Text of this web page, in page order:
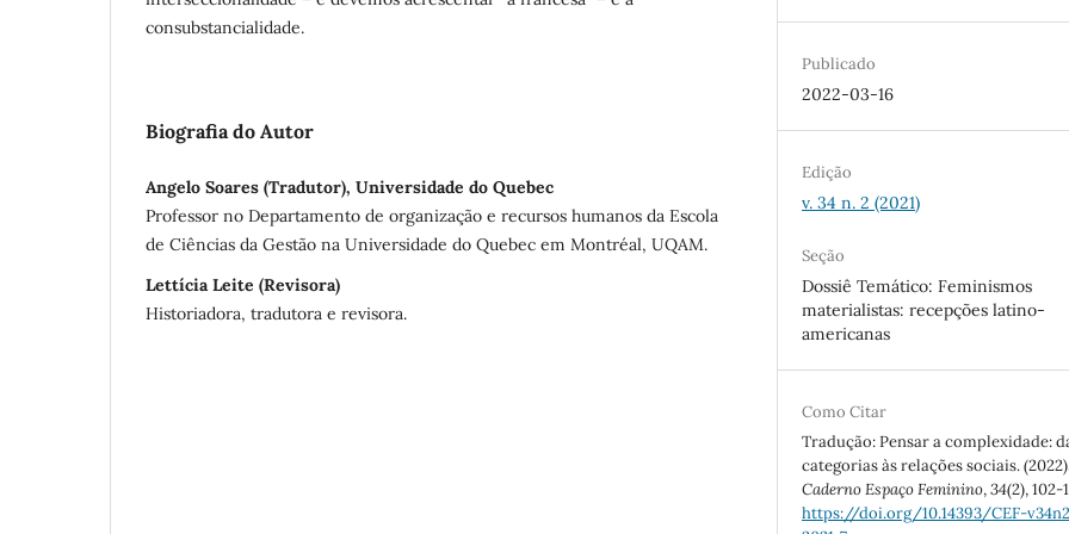
consubstancialidade.
Biografia do Autor
Angelo Soares (Tradutor), Universidade do Quebec
Professor no Departamento de organização e recursos humanos da Escola
de Ciências da Gestão na Universidade do Quebec em Montréal, UQAM.
Lettícia Leite (Revisora)
Historiadora, tradutora e revisora.
Publicado
2022-03-16
Edição
v. 34 n. 2 (2021)
Seção
Dossiê Temático: Feminismos
materialistas: recepções latino-
americanas
Como Citar
Tradução: Pensar a complexidade:
categorias às relações sociais.
Caderno Espaço Feminino,34(2), 102-
https://doi.org/10.14393/CEF-